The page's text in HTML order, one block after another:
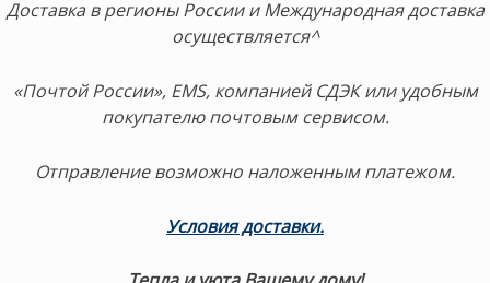
Доставка в регионы России и Международная доставка
осуществляется^
«Почтой России», EMS, компанией СДЭК или удобным
покупателю почтовым сервисом.
Отправление возможно наложенным платежом.
Условия доставки.